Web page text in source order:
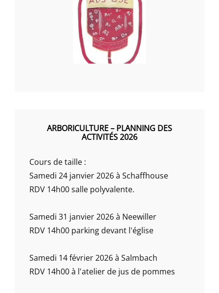
ARBORICULTURE – PLANNING DES
ACTIVITÉS 2026
Cours de taille :
Samedi 24 janvier 2026 à Schaffhouse
RDV 14h00 salle polyvalente.
Samedi 31 janvier 2026 à Neewiller
RDV 14h00 parking devant l'église
Samedi 14 février 2026 à Salmbach
RDV 14h00 à l'atelier de jus de pommes